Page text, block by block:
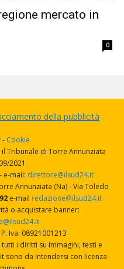
mercato in
0
della pubblicità
- Cookie
Tribunale di Torre Annunziata
2021
- e-mail: direttore@ilsud24.it
Annunziata (Na) - Via Toledo
e-mail redazione@ilsud24.it
o acquistare banner:
P. Iva: 08921001213
i diritti su immagini, testi e
sono da intendersi con licenza